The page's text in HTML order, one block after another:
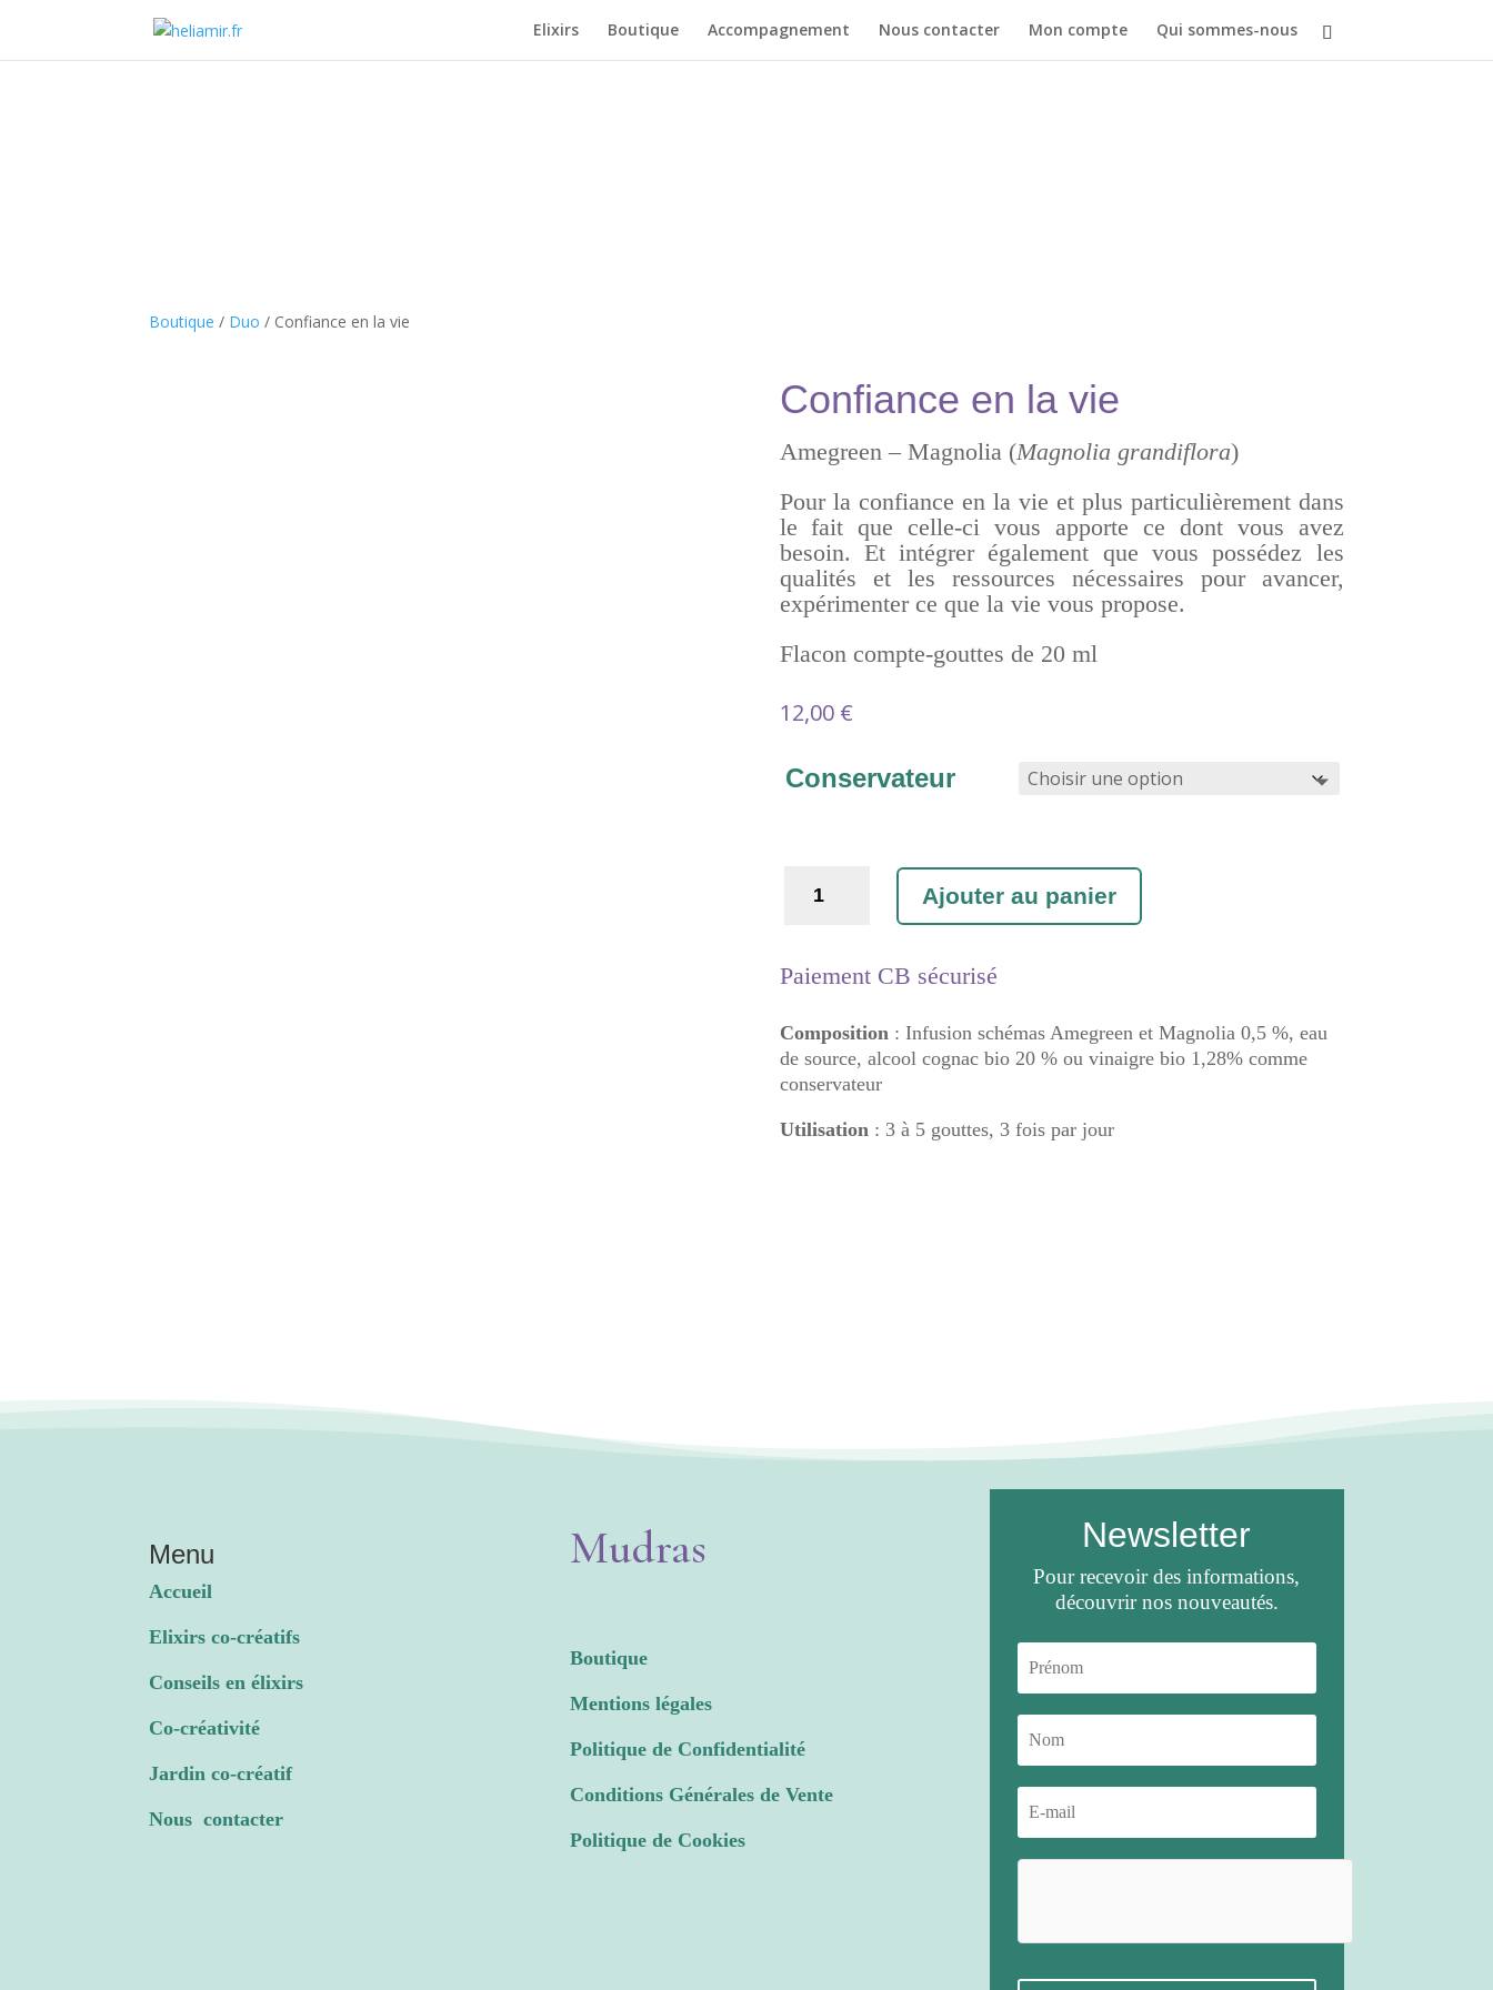
Elixirs Boutique Accompagnement Nous contacter Mon compte Qui sommes-nous
Boutique / Duo / Confiance en la vie
Confiance en la vie
Amegreen – Magnolia (Magnolia grandiflora)
Pour la confiance en la vie et plus particulièrement dans
le fait que celle-ci vous apporte ce dont vous avez
besoin. Etintégrer également que vous possédez les
qualités et les ressources nécessaires pour avancer,
expérimenter ce que la vie vous propose.
Flacon compte-gouttes de 20 ml
12,00 €
Conservateur
Confiance
la
Ajouter au panier
Paiement CB sécurisé
Composition: Infusion schémas Amegreen et Magnolia 0,5 %, eau
de source, alcool cognac bio 20 % ou vinaigre bio 1,28% comme
conservateur
Utilisation: 3 à 5 gouttes, 3 fois par jour
Menu
Accueil
Elixirs co-créatifs
Conseils en élixirs
Co-créativité
Jardin co-créatif
Nous contacter
Mudras
Boutique
Mentions légales
Politique de Confidentialité
Conditions Générales de Vente
Politique de Cookies
Newsletter
Pour recevoir des informations,
découvrir nos nouveautés.